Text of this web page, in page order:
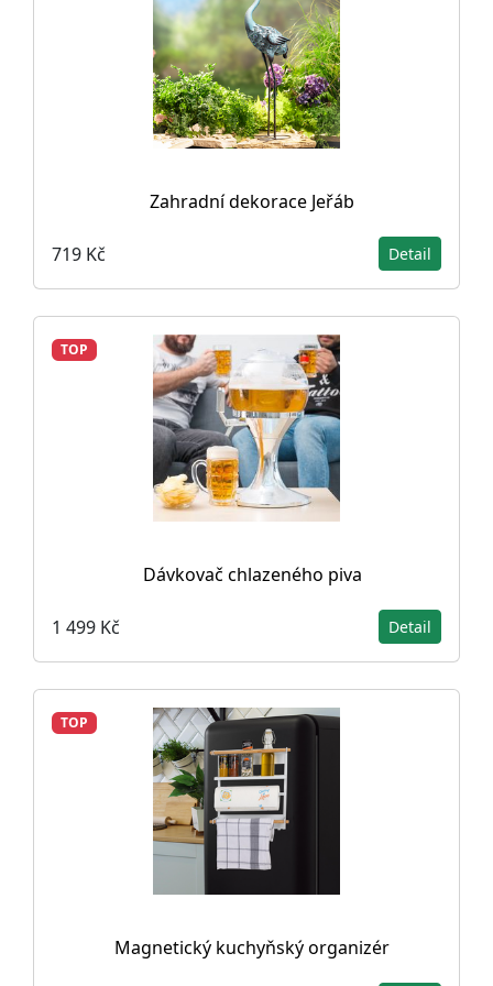
Zahradní dekorace Jeřáb
719 Kč Detail
TOP
Dávkovač chlazeného piva
1 499 Kč Detail
TOP
Magnetický kuchyňský organizér